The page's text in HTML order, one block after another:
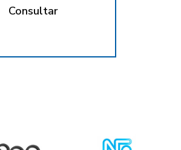
Consultar